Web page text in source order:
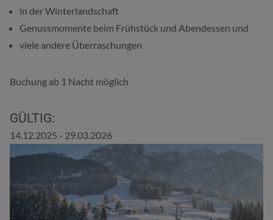
in der Winterlandschaft
Genussmomente beim Frühstück und Abendessen und
viele andere Überraschungen
Buchung ab 1 Nacht möglich
GÜLTIG:
14.12.2025 - 29.03.2026